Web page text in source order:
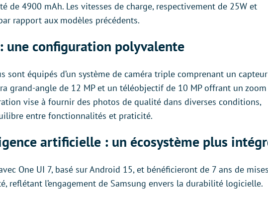
de 4900 mAh. Les vitesses de charge, respectivement de 25W et
rapport aux modèles précédents.
une configuration polyvalente
sont équipés d’un système de caméra triple comprenant un capteur
grand-angle de 12 MP et un téléobjectif de 10 MP offrant un zoom
vise à fournir des photos de qualité dans diverses conditions,
entre fonctionnalités et praticité.
artificielle : un écosystème plus
One UI 7, basé sur Android 15, et bénéficieront de 7 ans de
reflétant l’engagement de Samsung envers la durabilité logicielle.